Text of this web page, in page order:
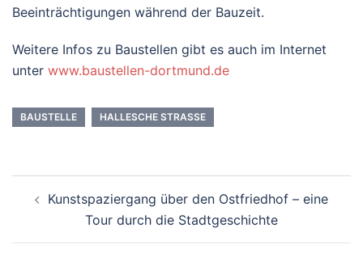
Beeinträchtigungen während der Bauzeit.
Weitere Infos zu Baustellen gibt es auch im Internet
unter www.baustellen-dortmund.de
BAUSTELLE HALLESCHE STRASSE
Navigation
Kunstspaziergang über den Ostfriedhof – eine
Tour durch die Stadtgeschichte